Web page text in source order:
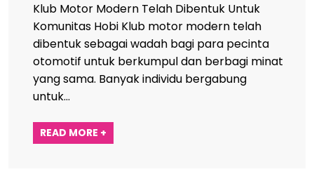
Klub Motor Modern Telah Dibentuk Untuk
Komunitas Hobi Klub motor modern telah
dibentuk sebagai wadah bagi para pecinta
otomotif untuk berkumpul dan berbagi minat
yang sama. Banyak individu bergabung
untuk…
READ MORE +